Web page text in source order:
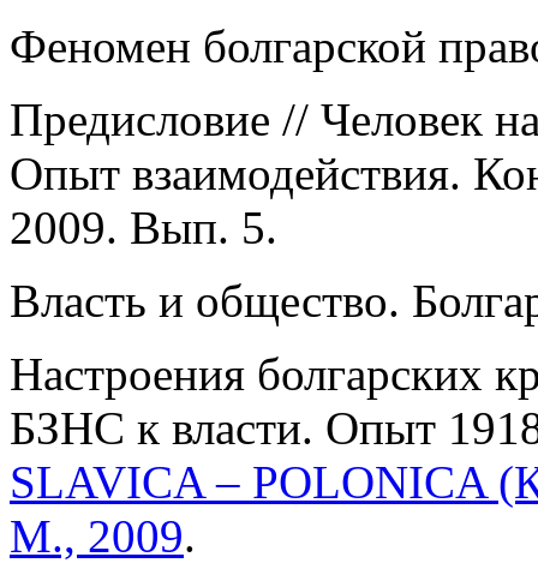
Феномен болгарской
Предисловие // Человек
Опыт взаимодействия.
2009. Вып. 5.
Власть и общество.
Настроения болгарских
БЗНС к власти. Опыт
SLAVICA – POLONICA
М., 2009.